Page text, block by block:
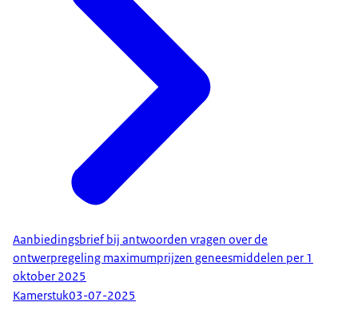
Aanbiedingsbrief bij antwoorden vragen over de
ontwerpregeling maximumprijzen geneesmiddelen per 1
oktober 2025
Kamerstuk03-07-2025